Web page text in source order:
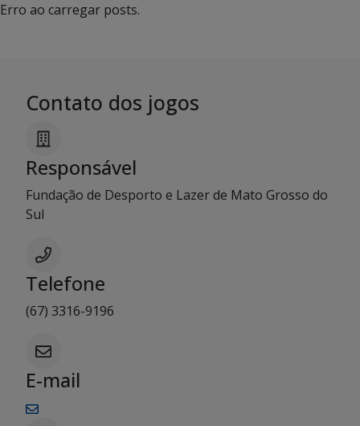
Erro ao carregar posts.
Contato dos jogos
Responsável
Fundação de Desporto e Lazer de Mato Grosso do
Sul
Telefone
(67) 3316-9196
E-mail